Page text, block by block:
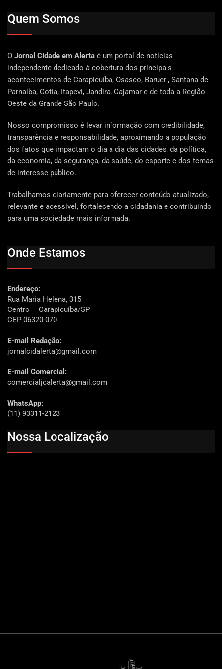
Quem Somos
O Jornal Cidade em Alerta é um portal de notícias
independente dedicado à cobertura dos principais
acontecimentos de Carapicuíba, Osasco, Barueri, Santana de
Parnaíba, Cotia, Itapevi, Jandira, Cajamar e de toda a Região
Oeste da Grande São Paulo.
Nosso compromisso é levar informação com credibilidade,
transparência e responsabilidade, aproximando a população
dos fatos que impactam o dia a dia das cidades, da política,
da economia, da segurança, da saúde, do esporte e dos temas
de interesse público.
Trabalhamos diariamente para oferecer conteúdo atualizado,
relevante e acessível, fortalecendo a cidadania e contribuindo
para uma sociedade mais informada.
Onde Estamos
Endereço:
Rua Maria Helena, 315
Centro – Carapicuíba/SP
CEP 06320-070
E-mail Redação:
jornalcidalerta@gmail.com
E-mail Comercial:
comercialjcalerta@gmail.com
WhatsApp:
(11) 93311-2123
Nossa Localização